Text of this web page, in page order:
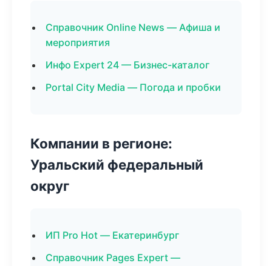
Справочник Online News — Афиша и
мероприятия
Инфо Expert 24 — Бизнес-каталог
Portal City Media — Погода и пробки
Компании в регионе:
Уральский федеральный
округ
ИП Pro Hot — Екатеринбург
Справочник Pages Expert —